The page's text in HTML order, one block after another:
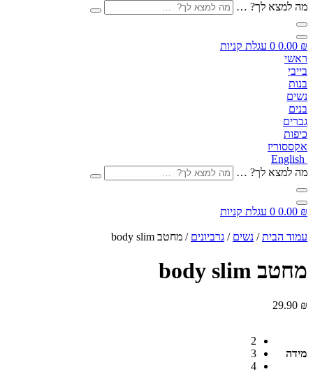
מה למצא לך? …
0.00 ₪
0 עגלת קניות
ראשי
בייבי
בנות
נשים
בנים
גברים
כיפות
אקססוריז
English
מה למצא לך? …
0.00 ₪
0 עגלת קניות
עמוד הבית/ נשים / גרביונים / מחטב body slim
מחטב body slim
29.90 ₪
מידה
2
3
4